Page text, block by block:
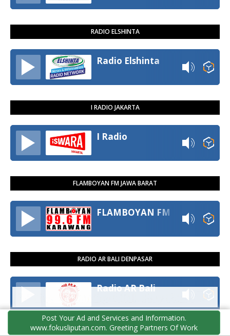
RADIO ELSHINTA
Radio Elshinta
I RADIO JAKARTA
I Radio
FLAMBOYAN FM JAWA BARAT
FLAMBOYAN FM
RADIO AR BALI DENPASAR
Radio AR Bali
Post Your Ad and Services and Information.
www.fokusliputan.com. Greeting Partners Of Work